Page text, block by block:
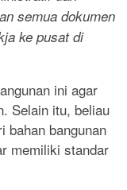
semua dokumen
ke pusat di
ini agar
Selain itu, beliau
bahan bangunan
memiliki standar